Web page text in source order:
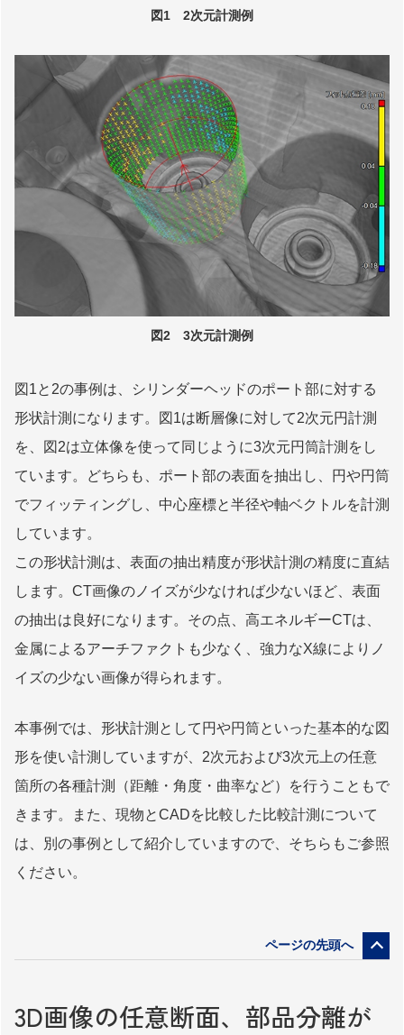
図1 2次元計測例
図2 3次元計測例
図1と2の事例は、シリンダーヘッドのポート部に対する
形状計測になります。図1は断層像に対して2次元円計測
を、図2は立体像を使って同じように3次元円筒計測をし
ています。どちらも、ポート部の表面を抽出し、円や円筒
でフィッティングし、中心座標と半径や軸ベクトルを計測
しています。
この形状計測は、表面の抽出精度が形状計測の精度に直結
します。CT画像のノイズが少なければ少ないほど、表面
の抽出は良好になります。その点、高エネルギーCTは、
金属によるアーチファクトも少なく、強力なX線によりノ
イズの少ない画像が得られます。
本事例では、形状計測として円や円筒といった基本的な図
形を使い計測していますが、2次元および3次元上の任意
箇所の各種計測（距離・角度・曲率など）を行うこともで
きます。また、現物とCADを比較した比較計測について
は、別の事例として紹介していますので、そちらもご参照
ください。
3D画像の任意断面、部品分離が